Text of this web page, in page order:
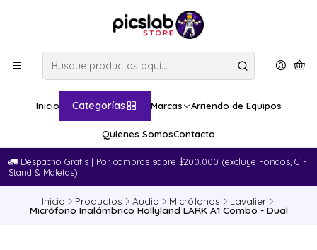
Inicio Categorías Marcas Arriendo de Equipos
Quienes SomosContacto
🚛​ Despacho Gratis | Por compras sobre $200.000 (excluye Fondos, C -
Stand & Maletas)
Inicio Productos Audio Micrófonos Lavalier
Micrófono Inalámbrico Hollyland LARK A1 Combo - Dual